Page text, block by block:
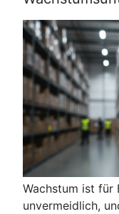
Wachstum ist für
unvermeidlich,